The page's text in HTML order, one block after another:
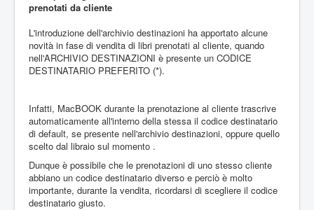
prenotati da cliente
L'introduzione dell'archivio destinazioni ha apportato alcune
novità in fase di vendita di libri prenotati al cliente, quando
nell'ARCHIVIO DESTINAZIONI è presente un CODICE
DESTINATARIO PREFERITO (*).
Infatti, MacBOOK durante la prenotazione al cliente trascrive
automaticamente all'interno della stessa il codice destinatario
di default, se presente nell'archivio destinazioni, oppure quello
scelto dal libraio sul momento .
Dunque è possibile che le prenotazioni di uno stesso cliente
abbiano un codice destinatario diverso e perciò è molto
importante, durante la vendita, ricordarsi di scegliere il codice
destinatario giusto.